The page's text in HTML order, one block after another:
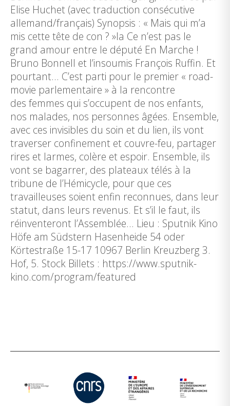
Elise Huchet (avec traduction consécutive
allemand/français) Synopsis : « Mais qui m’a
mis cette tête de con ? »la Ce n’est pas le
grand amour entre le député En Marche !
Bruno Bonnell et l’insoumis François Ruffin. Et
pourtant… C’est parti pour le premier « road-
movie parlementaire » à la rencontre
des femmes qui s’occupent de nos enfants,
nos malades, nos personnes âgées. Ensemble,
avec ces invisibles du soin et du lien, ils vont
traverser confinement et couvre-feu, partager
rires et larmes, colère et espoir. Ensemble, ils
vont se bagarrer, des plateaux télés à la
tribune de l’Hémicycle, pour que ces
travailleuses soient enfin reconnues, dans leur
statut, dans leurs revenus. Et s’il le faut, ils
réinventeront l’Assemblée… Lieu : Sputnik Kino
Höfe am Südstern Hasenheide 54 oder
Körtestraße 15-17 10967 Berlin Kreuzberg 3.
Hof, 5. Stock Billets : https://www.sputnik-
kino.com/program/featured